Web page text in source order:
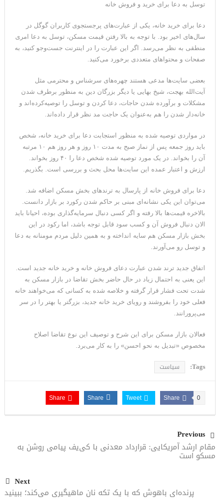
ایران را می‌گیرد
۱۰ تریلیون دلار؛ چگونه جرایم سایبری به سومین اقتصاد بزرگ جهان
تبدیل شد؟
ترامپ: پیروزی عبدال السید اسرائیل‌ستیز، خبر خوبی برای
جمهوری‌خواهان است
توسل به دعا برای خرید و فروش خانه
دعا برای خرید خانه، یکی از عبارت‌های پرجستجوی کاربران گوگل در
سال‌های اخیر بود. با توجه به بالا رفتن قیمت مسکن، توسل به دعا امری
منطقی به نظر می‌رسد. اگر این عبارت را در اینترنت جست‌و‌جو کنید، به
صفحات و محتوا‌های متعددی برخورد می‌کنید.
بعضی سایت‌ها مدعی هستند چهر‌ه‌های سرشناس و محترمی مثل
آیت‌الله بهجت، شیخ بهایی یا دیگر بزرگان دین به منظور برطرف شدن
مشکلات و برآورده شدن حاجات، دعا کردن و توسل را توصیه‌کرده‌اند و
خانه‌دار شدن را هم به‌عنوان یک حاجت مد نظر قرار داده‌اند.
در مواردی توصیه شده به منظور استجابت دعا برای خرید خانه، شخص
باید روز جمعه پس از نماز صبح به مدت ۱۰ روز و هر روز هم ۱۰ مرتبه
آن را بخواند. در یک مورد توصیه شده شخص دعا را ۴۰ روز بخواند.
ارزش و اعتبار عمده این سایت‌ها محل بحث و بررسی است. بگذریم.
دعا برای فروش خانه از پارسال به ترند‌های بخش مسکن اضافه شد.
می‌توان این یکی نشانه‌ای مبنی بر حاکم شدن رکورد بر بازار دانست.
بالاخره قیمت‌ها بالا رفته و اگر کسی دنبال سرمایه‌گذاری بوده، احیانا باید
الان دنبال فروش آن و کسب سود قابل توجه باشد، اما رکود در این
بخش بازار مسکن هم سایه انداخته و به همین دلیل مردم مومنانه به دعا
و توسل رو می‌آورند.
اتفاق جدید ترند شدن عبارت دعای فروش خانه و خرید خانه جدید است.
این یعنی به احتمال زیاد در حال حاضر بخش تقاضا در بازار مسکن به
شدت تحت فشار قرار گرفته و خلاصه شده به کسانی که می‌خواهند خانه
فعلی خود را بفروشند و رویای خرید خانه جدید، بزرگتر یا بهتر را در سر
می‌پرورانند.
فعالان بازار مسکن برای این شرح و توصیف این نوع تقاضا اصلاح
مخصوص «تبدیل به نحو احسن» را به کار می‌برد.
Tags: سیاست
Share 0
Tweet
Share
Share
Previous
مقام ارشد آمریکایی: قرارداد معدنی با کی‌یف پیامی روشن به
مسکو است
Next
پرنده‌ای باهوش که با یک تکه نان ماهیگیری می‌کند؛ ببینید